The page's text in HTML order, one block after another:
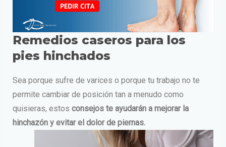
Remedios caseros para los
pies hinchados
Sea porque sufre de varices o porque tu trabajo no te
permite cambiar de posición tan a menudo como
quisieras, estos consejos te ayudarán a mejorar la
hinchazón y evitar el dolor de piernas.